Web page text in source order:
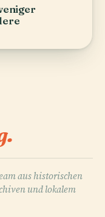
aus historischen
und lokalem